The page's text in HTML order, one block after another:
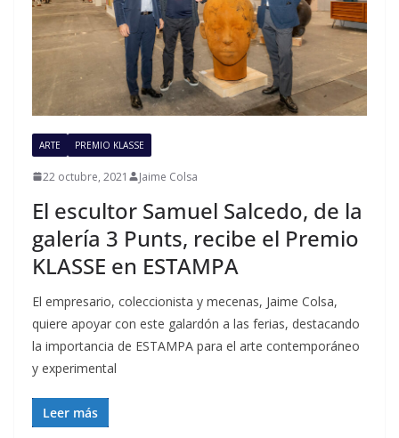
ARTE PREMIO KLASSE
22 octubre, 2021 Jaime Colsa
El escultor Samuel Salcedo, de la
galería 3 Punts, recibe el Premio
KLASSE en ESTAMPA
El empresario, coleccionista y mecenas, Jaime Colsa,
quiere apoyar con este galardón a las ferias, destacando
la importancia de ESTAMPA para el arte contemporáneo
y experimental
Leer más